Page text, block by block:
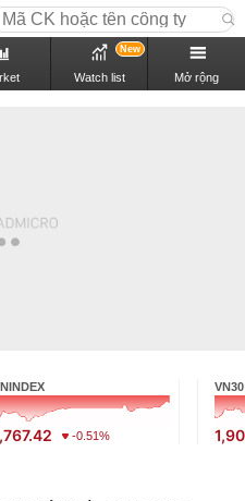
Watch list
New
Mở rộng
-0.51%
VN30